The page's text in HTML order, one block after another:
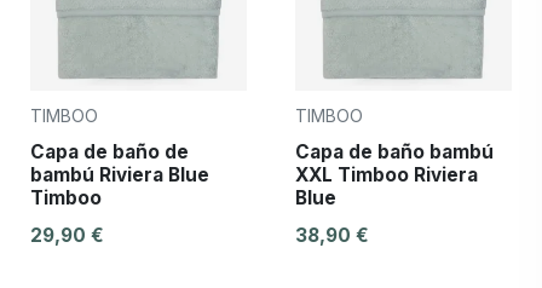
TIMBOO
Capa de baño de
bambú Riviera Blue
Timboo
29,90 €
TIMBOO
Capa de baño bambú
XXL Timboo Riviera
Blue
38,90 €